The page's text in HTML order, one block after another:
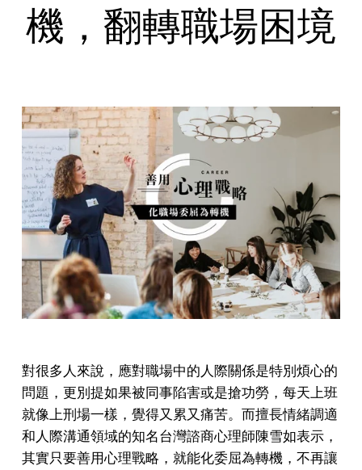
機，翻轉職場困境
對很多人來說，應對職場中的人際關係是特別煩心的
問題，更別提如果被同事陷害或是搶功勞，每天上班
就像上刑場一樣，覺得又累又痛苦。而擅長情緒調適
和人際溝通領域的知名台灣諮商心理師陳雪如表示，
其實只要善用心理戰略，就能化委屈為轉機，不再讓